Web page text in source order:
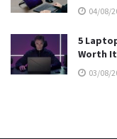
04/08/
5
Worth It
03/08/